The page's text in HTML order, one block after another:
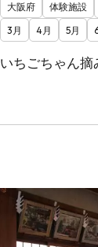
大阪府 体験施設
3月
4月 5月
いちごちゃん摘